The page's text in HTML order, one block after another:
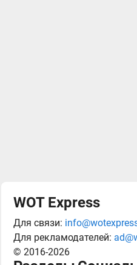
WOT Express
Для связи:
Для рекламодателей:
© 2016-2026